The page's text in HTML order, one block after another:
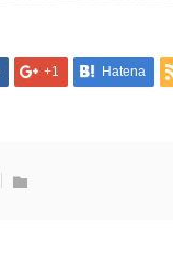
+1 Hatena